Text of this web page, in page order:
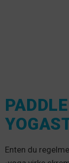
Enten du